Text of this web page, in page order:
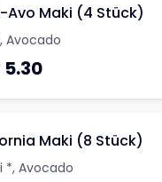
Avo Maki (4 Stück)
Avocado
5.30
Maki (8 Stück)
*, Avocado